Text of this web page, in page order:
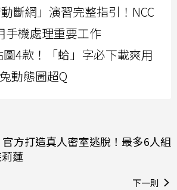
斷網」演習完整指引！NCC
手機處理重要工作
圖4款！「蛤」字必下載爽用
動態圖超Q
官方打造真人密室逃脫！最多6人組
蓮
下一則